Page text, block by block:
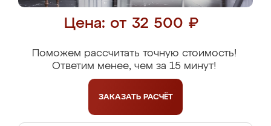
Цена: от 32 500 ₽
Поможем рассчитать точную стоимость!
Ответим менее, чем за 15 минут!
ЗАКАЗАТЬ РАСЧЁТ